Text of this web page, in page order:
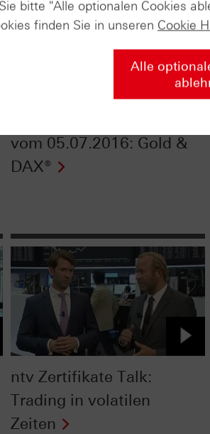
vom 05.07.2016: Gold &
DAX®
ntv Zertifikate Talk:
Trading in volatilen
Zeiten
bitte "Alle optionalen Cookies
finden Sie in unseren Cookie
Alle